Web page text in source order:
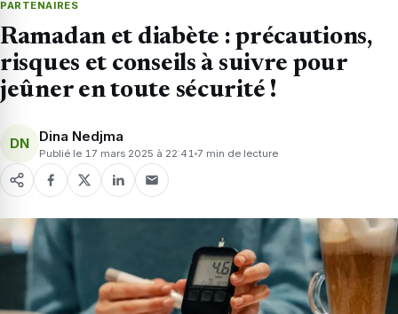
PARTENAIRES
Ramadan et diabète : précautions,
risques et conseils à suivre pour
jeûner en toute sécurité !
DN Dina Nedjma
Publié le 17 mars 2025 à 22:41 7 min de lecture